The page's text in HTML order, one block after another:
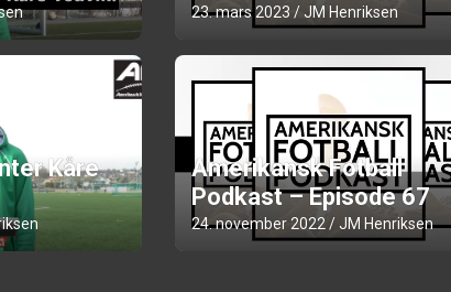
Kåre
23. mars 2023 JM Henriksen
Amerikansk Fotball
Podkast – Episode 67
24. november 2022 JM Henriksen